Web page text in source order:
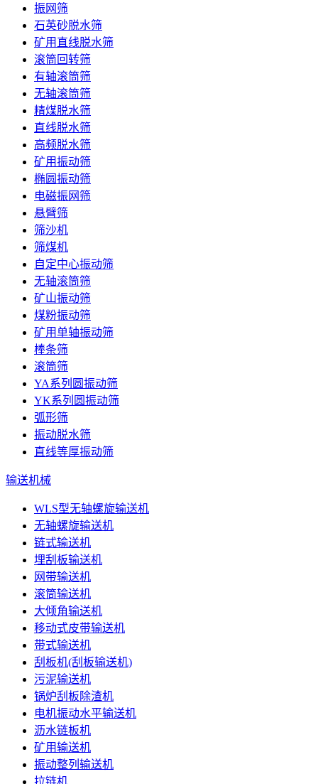
振网筛
石英砂脱水筛
矿用直线脱水筛
滚筒回转筛
有轴滚筒筛
无轴滚筒筛
精煤脱水筛
直线脱水筛
高频脱水筛
矿用振动筛
椭圆振动筛
电磁振网筛
悬臂筛
筛沙机
筛煤机
自定中心振动筛
无轴滚筒筛
矿山振动筛
煤粉振动筛
矿用单轴振动筛
棒条筛
滚筒筛
YA系列圆振动筛
YK系列圆振动筛
弧形筛
振动脱水筛
直线等厚振动筛
输送机械
WLS型无轴螺旋输送机
无轴螺旋输送机
链式输送机
埋刮板输送机
网带输送机
滚筒输送机
大倾角输送机
移动式皮带输送机
带式输送机
刮板机(刮板输送机)
污泥输送机
锅炉刮板除渣机
电机振动水平输送机
沥水链板机
矿用输送机
振动整列输送机
拉链机